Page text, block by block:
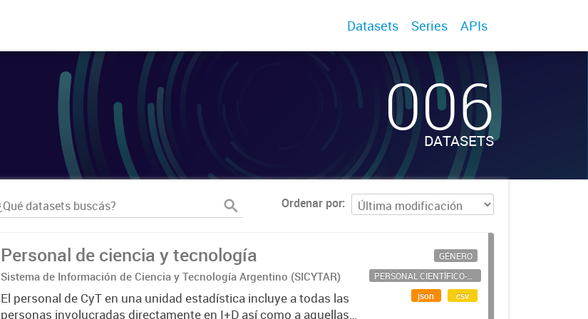
Datasets Series APIs
006
DATASETS
Ordenar por
Personal de ciencia y tecnología
Sistema de Información de Ciencia y Tecnología Argentino (SICYTAR)
El personal de CyT en una unidad estadística incluye a todas las
personas involucradas directamente en I+D así como a aquellas
GÉNERO
PERSONAL CIENTÍFICO-TECNOLÓGICO
json
csv